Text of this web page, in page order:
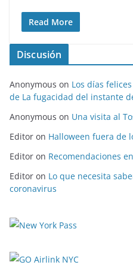
Read More
Discusión
Anonymous on Los días
de La fugacidad del instante
Anonymous on Una visita al
Editor on Halloween fuera de
Editor on Recomendaciones
Editor on Lo que necesita
coronavirus